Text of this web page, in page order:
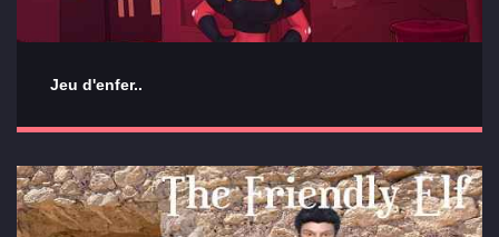
Jeu d'enfer..